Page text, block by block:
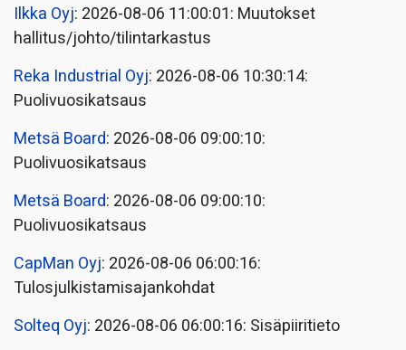
Ilkka Oyj: 2026-08-06 11:00:01: Muutokset
hallitus/johto/tilintarkastus
Reka Industrial Oyj: 2026-08-06 10:30:14:
Puolivuosikatsaus
Metsä Board: 2026-08-06 09:00:10:
Puolivuosikatsaus
Metsä Board: 2026-08-06 09:00:10:
Puolivuosikatsaus
CapMan Oyj: 2026-08-06 06:00:16:
Tulosjulkistamisajankohdat
Solteq Oyj: 2026-08-06 06:00:16: Sisäpiiritieto